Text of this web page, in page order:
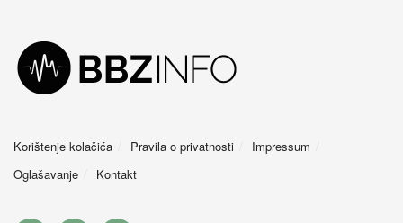
Korištenje kolačića Pravila o privatnosti
Impressum
Oglašavanje
Kontakt